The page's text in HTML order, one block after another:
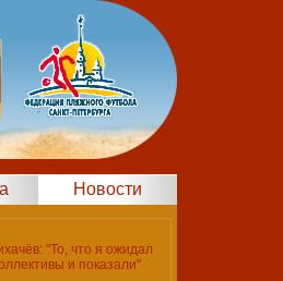
Новости
"То, что я ожидал
и показали"